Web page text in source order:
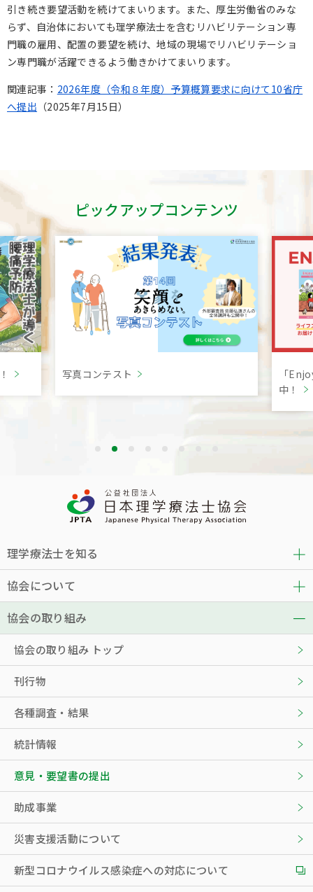
引き続き要望活動を続けてまいります。また、厚生労働省のみな
らず、自治体においても理学療法士を含むリハビリテーション専
門職の雇用、配置の要望を続け、地域の現場でリハビリテーショ
ン専門職が活躍できるよう働きかけてまいります。
関連記事： 2026年度（令和８年度）予算概算要求に向けて10省庁
へ提出 （2025年7月15 日）
ピックアップコンテンツ
写真コンテスト
「
中！
理学療法士を知る
協会について
協会の取り組み
協会の取り組み トップ
刊行物
各種調査・結果
統計情報
意見・要望書の提出
助成事業
災害支援活動について
新型コロナウイルス感染症への対応について